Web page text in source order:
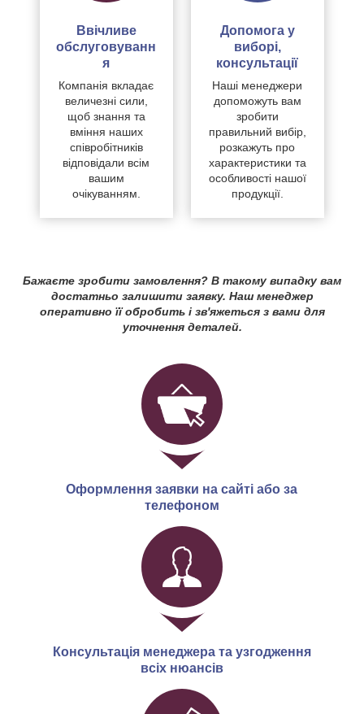
Ввічливе
обслуговуванн
я
Компанія вкладає
величезні сили,
щоб знання та
вміння наших
співробітників
відповідали всім
вашим
очікуванням.
Допомога у
виборі,
консультації
Наші менеджери
допоможуть вам
зробити
правильний вибір,
розкажуть про
характеристики та
особливості нашої
продукції.
Бажаєте зробити замовлення? В такому випадку вам
достатньо залишити заявку. Наш менеджер
оперативно її обробить і зв'яжеться з вами для
уточнення деталей.
Оформлення заявки на сайті або за
телефоном
Консультація менеджера та узгодження
всіх нюансів